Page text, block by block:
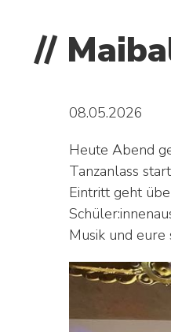
– Mensa –
08.05.2026
Heute Abend
Tanzanlass
Eintritt geht
Musik und eure